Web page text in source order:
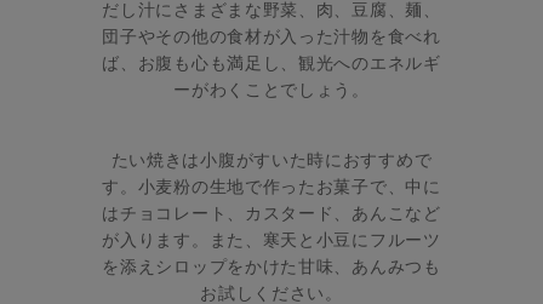
だし汁にさまざまな野菜、肉、豆腐、麺、
団子やその他の食材が入った汁物を食べれ
ば、お腹も心も満足し、観光へのエネルギ
ーがわくことでしょう。
たい焼きは小腹がすいた時におすすめで
す。小麦粉の生地で作ったお菓子で、中に
はチョコレート、カスタード、あんこなど
が入ります。また、寒天と小豆にフルーツ
を添えシロップをかけた甘味、あんみつも
お試しください。